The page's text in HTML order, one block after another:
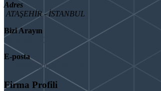
Adres
ATAŞEHİR - İSTANBUL
Bizi Arayın
E-posta
info@binaguclendir.com
Firma Profili